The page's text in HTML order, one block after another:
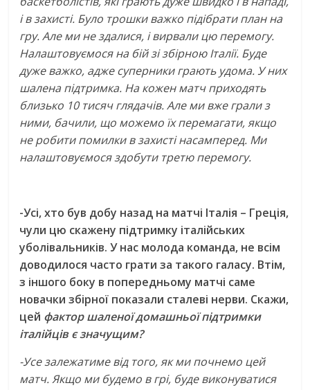
і в захисті. Було трошки важко підібрати план на
гру. Але ми не здалися, і вирвали цю перемогу.
Налаштовуємося на бій зі збірною Італії. Буде
дуже важко, адже суперники грають удома. У них
шалена підтримка. На кожен матч приходять
близько 10 тисяч глядачів. Але ми вже грали з
ними, бачили, що можемо їх перемагати, якщо
не робити помилки в захисті насамперед. Ми
налаштовуємося здобути третю перемогу.
-Усі, хто був добу назад на матчі Італія – Греція,
чули цю скажену підтримку італійських
уболівальників. У нас молода команда, не всім
доводилося часто грати за такого галасу. Втім,
з іншого боку в попередньому матчі саме
новачки збірної показали сталеві нерви. Скажи,
цей фактор шаленої домашньої підтримки
італійців є значущим?
-Усе залежатиме від того, як ми почнемо цей
матч. Якщо ми будемо в грі, буде виконуватися